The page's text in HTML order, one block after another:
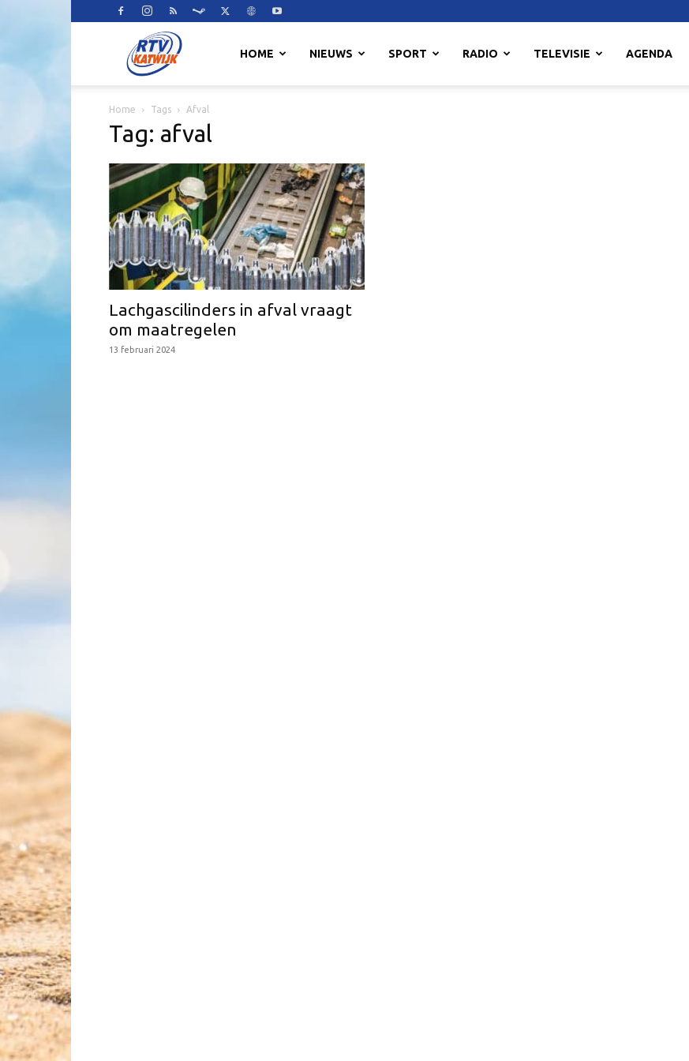
Katwijk
HOME NIEUWS SPORT RADIO TELEVISIE AGENDA
Home Tags Afval
Tag: afval
Lachgascilinders in afval vraagt
om maatregelen
13 februari 2024